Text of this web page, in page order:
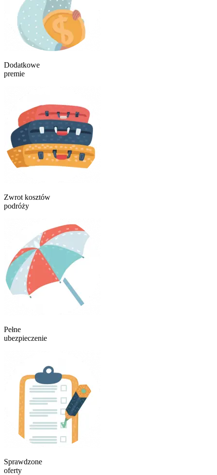
Dodatkowe
premie
Zwrot kosztów
podróży
Pełne
ubezpieczenie
Sprawdzone
oferty